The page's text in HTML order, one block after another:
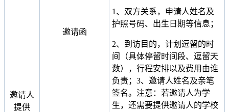
邀请人
提供
邀请函
1、双方关系，申请人姓名及
护照号码、出生日期等信息；
2、到访目的，计划逗留的时
间（具体停留时间段、逗留天
数），行程安排以及费用由谁
负责；3、邀请人姓名及亲笔
签名。注意：若邀请人为学
生，还需要提供邀请人的学校